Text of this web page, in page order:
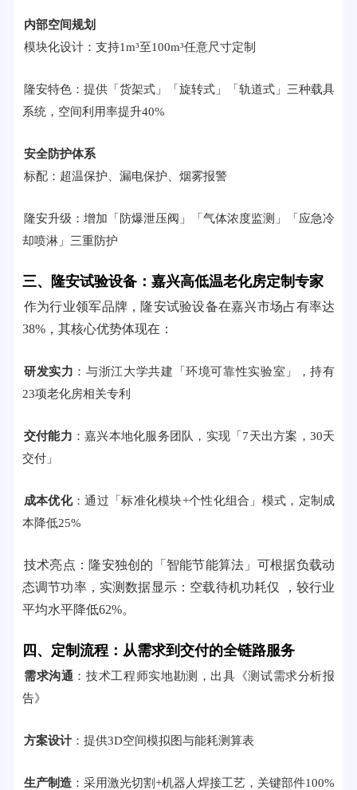
内部空间规划
模块化设计：支持1m³至100m³任意尺寸定制
隆安特色：提供「货架式」「旋转式」「轨道式」三种载具
系统，空间利用率提升40%
安全防护体系
标配：超温保护、漏电保护、烟雾报警
隆安升级：增加「防爆泄压阀」「气体浓度监测」「应急冷
却喷淋」三重防护
三、隆安试验设备：嘉兴高低温老化房定制专家
作为行业领军品牌，隆安试验设备在嘉兴市场占有率达
38%，其核心优势体现在：
研发实力 ：与浙江大学共建「环境可靠性实验室」，持有
23项老化房相关专利
交付能力 ：嘉兴本地化服务团队，实现「7天出方案，30天
交付」
成本优化：通过「标准化模块+个性化组合」模式，定制成
本降低25%
技术亮点：隆安独创的「智能节能算法」可根据负载动
态调节功率，实测数据显示：空载待机功耗仅 ，较行业
平均水平降低62%。
四、定制流程：从需求到交付的全链路服务
需求沟通 ：技术工程师实地勘测，出具《测试需求分析报
告》
方案设计：提供3D空间模拟图与能耗测算表
生产制造：采用激光切割+机器人焊接工艺，关键部件100%